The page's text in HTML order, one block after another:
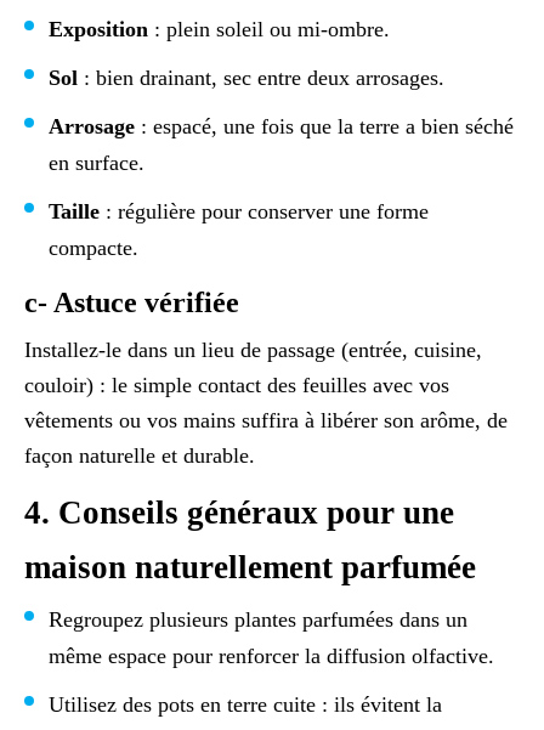
Exposition : plein soleil ou mi-ombre.
Sol : bien drainant, sec entre deux arrosages.
Arrosage : espacé, une fois que la terre a bien séché
en surface.
Taille : régulière pour conserver une forme
compacte.
c- Astuce vérifiée
Installez-le dans un lieu de passage (entrée, cuisine,
couloir) : le simple contact des feuilles avec vos
vêtements ou vos mains suffira à libérer son arôme, de
façon naturelle et durable.
4. Conseils généraux pour une
maison naturellement parfumée
Regroupez plusieurs plantes parfumées dans un
même espace pour renforcer la diffusion olfactive.
Utilisez des pots en terre cuite : ils évitent la